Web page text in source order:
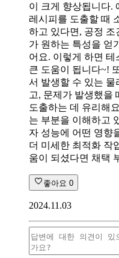
이 크게 향상됩니다.
레시피를 도출할 때
하고 있다면, 공정
가 원하는 특성을 얻
어요. 이렇게 하면 테
큰 도움이 됩니다~!
서 발생할 수 있는
고, 문제가 발생했을
도출하는 데 유리해
는 부분을 이해하고
자 성능에 어떤 영향
더 미세한 최적화 작
움이 되셨다면 채택
좋아요 0
2024.11.03